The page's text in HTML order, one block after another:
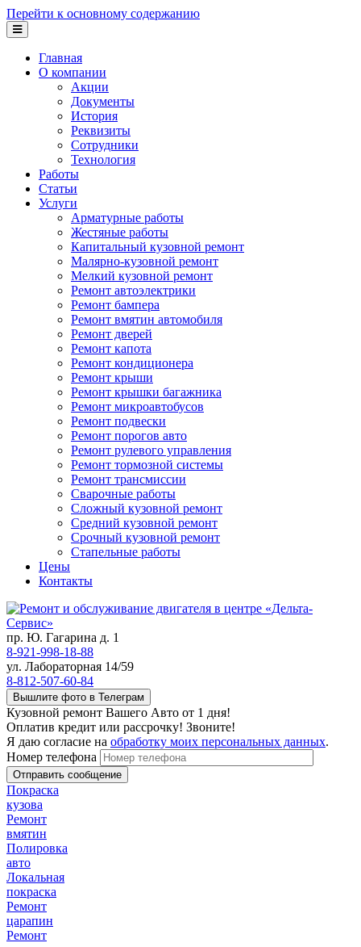
Перейти к основному содержанию
Главная
О компании
Акции
Документы
История
Реквизиты
Сотрудники
Технология
Работы
Статьи
Услуги
Арматурные работы
Жестяные работы
Капитальный кузовной ремонт
Малярно-кузовной ремонт
Мелкий кузовной ремонт
Ремонт автоэлектрики
Ремонт бампера
Ремонт вмятин автомобиля
Ремонт дверей
Ремонт капота
Ремонт кондиционера
Ремонт крыши
Ремонт крышки багажника
Ремонт микроавтобусов
Ремонт подвески
Ремонт порогов авто
Ремонт рулевого управления
Ремонт тормозной системы
Ремонт трансмиссии
Сварочные работы
Сложный кузовной ремонт
Средний кузовной ремонт
Срочный кузовной ремонт
Стапельные работы
Цены
Контакты
пр. Ю. Гагарина д. 1
8-921-998-18-88
ул. Лабораторная 14/59
8-812-507-60-84
Вышлите фото в Телеграм
Кузовной ремонт Вашего Авто от 1 дня!
Оплатив кредит или рассрочку! Звоните!
Я даю согласие на обработку моих персональных данных.
Номер телефона
Покраска
кузова
Ремонт
вмятин
Полировка
авто
Локальная
покраска
Ремонт
царапин
Ремонт